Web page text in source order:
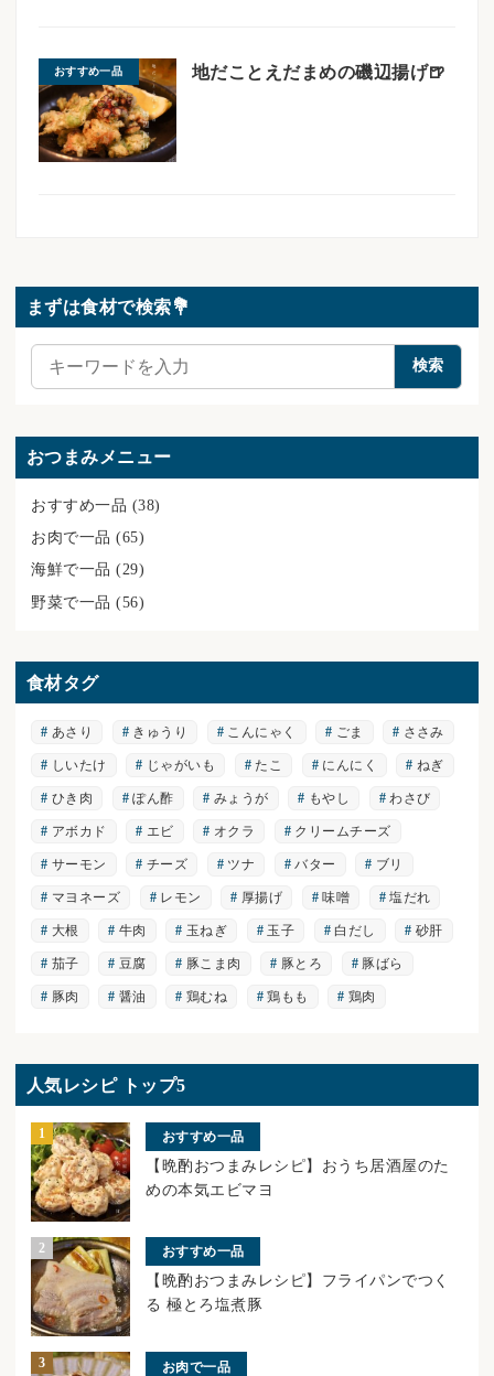
おすすめ一品 地だことえだまめの磯辺揚げ🍺
まずは食材で検索💐
検索
おつまみメニュー
おすすめ一品 (38)
お肉で一品 (65)
海鮮で一品 (29)
野菜で一品 (56)
食材タグ
あさり きゅうり こんにゃく ごま ささみ
しいたけ じゃがいも たこ にんにく ねぎ
ひき肉 ぽん酢 みょうが もやし わさび
アボカド エビ オクラ クリームチーズ
サーモン チーズ ツナ バター ブリ
マヨネーズ レモン 厚揚げ 味噌 塩だれ
大根 牛肉 玉ねぎ 玉子 白だし 砂肝
茄子 豆腐 豚こま肉 豚とろ 豚ばら
豚肉 醤油 鶏むね 鶏もも 鶏肉
人気レシピ トップ5
おすすめ一品
【晩酌おつまみレシピ】おうち居酒屋のた
めの本気エビマヨ
おすすめ一品
【晩酌おつまみレシピ】フライパンでつく
る 極とろ塩煮豚
お肉で一品